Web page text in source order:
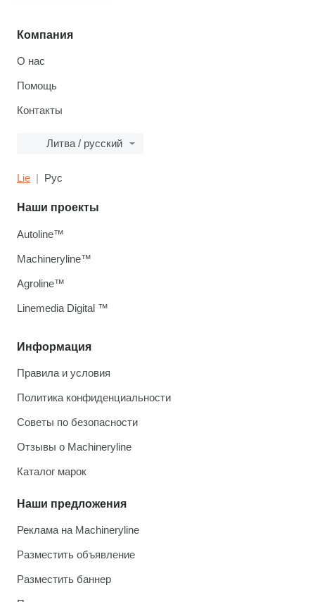
Компания
О нас
Помощь
Контакты
Литва / русский
Lie Рус
Информация
Правила и условия
Политика конфиденциальности
Советы по безопасности
Отзывы о Machineryline
Каталог марок
Наши предложения
Реклама на Machineryline
Разместить объявление
Разместить баннер
Наши проекты
Autoline™
Machineryline™
Agroline™
Linemedia Digital ™